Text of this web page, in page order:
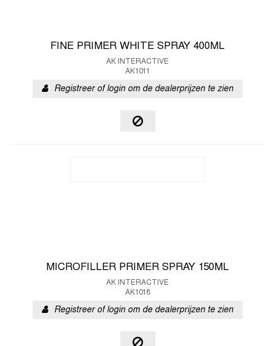
FINE PRIMER WHITE SPRAY 400ML
AK INTERACTIVE
AK1011
Registreer of login om de dealerprijzen te zien
MICROFILLER PRIMER SPRAY 150ML
AK INTERACTIVE
AK1018
Registreer of login om de dealerprijzen te zien